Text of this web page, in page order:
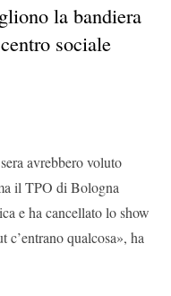
la bandiera
sociale
avrebbero voluto
il TPO di Bologna
e ha cancellato lo show
qualcosa», ha